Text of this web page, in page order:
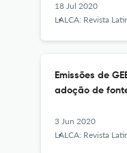
18 Jul 2020
LALCA: Revista Latino-Americana em Avaliação do
Emissões de
adoção de
3 Jun 2020
LALCA: Revista Latino-Americana em Avaliação do